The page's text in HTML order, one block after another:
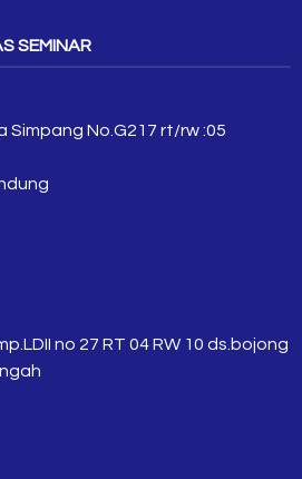
SEMINAR
Simpang No.G217 rt/rw :05
no 27 RT 04 RW 10 ds.bojong